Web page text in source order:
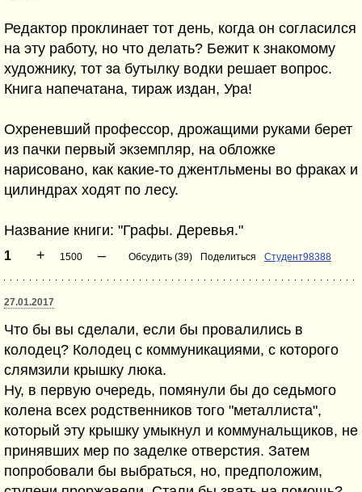
Редактор проклинает тот день, когда он согласился
на эту работу, но что делать? Бежит к знакомому
художнику, тот за бутылку водки решает вопрос.
Книга напечатана, тираж издан, Ура!
Охреневший профессор, дрожащими руками берет
из пачки первый экземпляр, на обложке
нарисовано, как какие-то джентльмены во фраках и
цилиндрах ходят по лесу.
Название книги: "Графы. Деревья."
1 + 1500 – Обсудить (39) Поделиться Студент98388
27.01.2017
Что бы вы сделали, если бы провалились в
колодец? Колодец с коммуникациями, с которого
слямзили крышку люка.
Ну, в первую очередь, помянули бы до седьмого
колена всех родственников того "металлиста",
который эту крышку умыкнул и коммунальщиков, не
принявших мер по заделке отверстия. Затем
попробовали бы выбраться, но, предположим,